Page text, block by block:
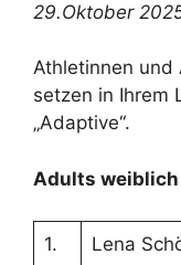
29.Oktober
Athletinnen und
setzen in Ihrem
„Adaptive“.
Adults weiblich
1. Lena